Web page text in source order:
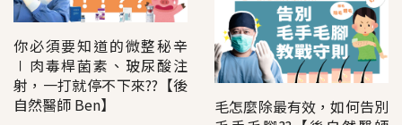
你必須要知道的微整秘辛
∣肉毒桿菌素、玻尿酸注
射，一打就停不下來??【後
自然醫師 Ben】
毛怎麼除最有效，如何告別